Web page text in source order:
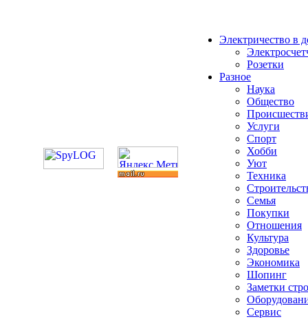
Электричество в
Розетки
Разное
Наука
Общество
Услуги
Спорт
Хобби
Уют
Техника
Семья
Покупки
Отношения
Культура
Здоровье
Экономика
Шопинг
Заметки
Сервис